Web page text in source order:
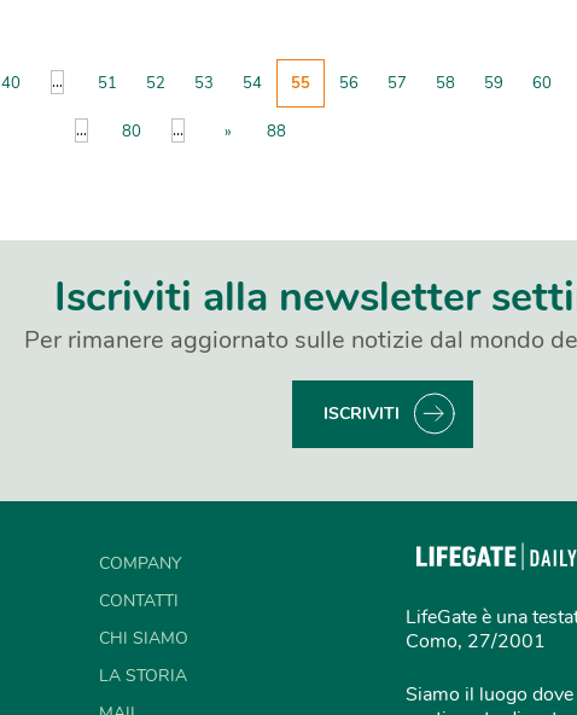
40 ... 51 52 53 54 55 56 57 58 59 60
... 80 ... » 88
Iscriviti alla newsletter
Per rimanere aggiornato sulle notizie dal mondo
ISCRIVITI
COMPANY
CONTATTI
CHI SIAMO
LA STORIA
LifeGate è una
Como, 27/2001
Siamo il luogo